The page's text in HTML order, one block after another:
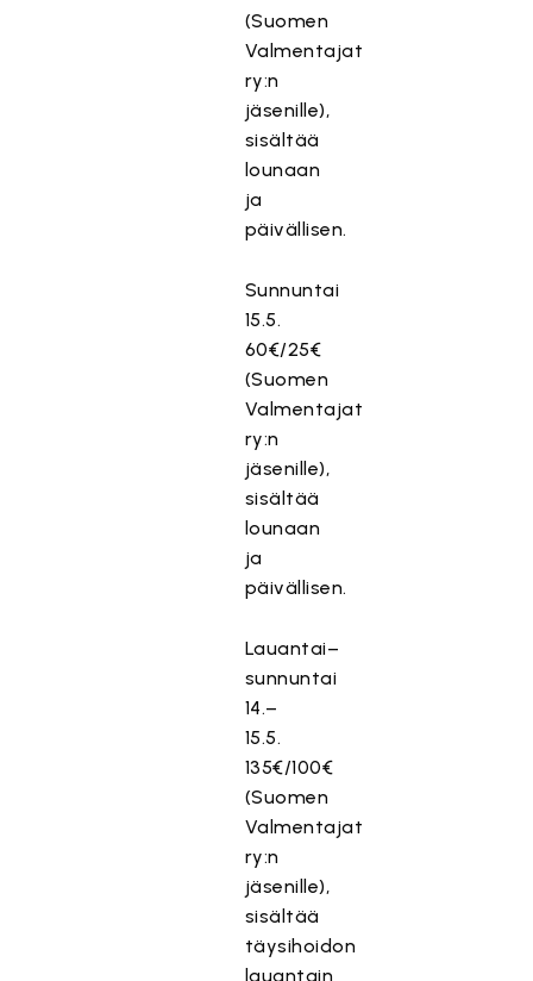
(Suomen
Valmentajat
ry:n
jäsenille),
sisältää
lounaan
ja
päivällisen.
Sunnuntai
15.5.
60€/25€
(Suomen
Valmentajat
ry:n
jäsenille),
sisältää
lounaan
ja
päivällisen.
Lauantai–
sunnuntai
14.–
15.5.
135€/100€
(Suomen
Valmentajat
ry:n
jäsenille),
sisältää
täysihoidon
lauantain